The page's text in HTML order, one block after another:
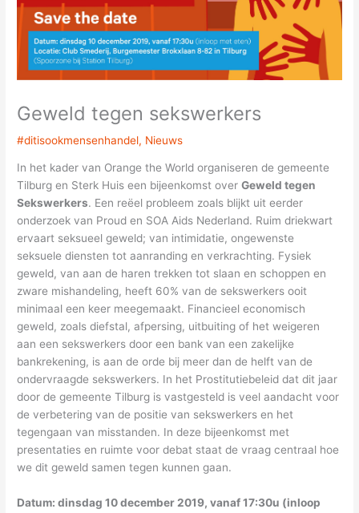
Geweld tegen sekswerkers
#ditisookmensenhandel, Nieuws
In het kader van Orange the World organiseren de gemeente
Tilburg en Sterk Huis een bijeenkomst overGeweld tegen
Sekswerkers. Een reëel probleem zoals blijkt uit eerder
onderzoek van Proud en SOA Aids Nederland. Ruim driekwart
ervaart seksueel geweld; van intimidatie, ongewenste
seksuele diensten tot aanranding en verkrachting. Fysiek
geweld, van aan de haren trekken tot slaan en schoppen en
zware mishandeling, heeft 60% van de sekswerkers ooit
minimaal een keer meegemaakt. Financieel economisch
geweld, zoals diefstal, afpersing, uitbuiting of het weigeren
aan een sekswerkers door een bank van een zakelijke
bankrekening, is aan de orde bij meer dan de helft van de
ondervraagde sekswerkers. In het Prostitutiebeleid dat dit jaar
door de gemeente Tilburg is vastgesteld is veel aandacht voor
de verbetering van de positie van sekswerkers en het
tegengaan van misstanden. In deze bijeenkomst met
presentaties en ruimte voor debat staat de vraag centraal hoe
we dit geweld samen tegen kunnen gaan.
Datum: dinsdag 10 december 2019, vanaf 17:30u (inloop